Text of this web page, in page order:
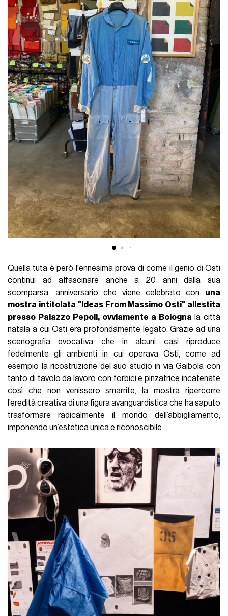
Quella tuta è però l'ennesima prova di come il genio di Osti
continui ad affascinare anche a 20 anni dalla sua
scomparsa, anniversario che viene celebrato con una
mostra intitolata "Ideas From Massimo Osti" allestita
presso Palazzo Pepoli, ovviamente a Bologna la città
natala a cui Osti era profondamente legato. Grazie ad una
scenografia evocativa che in alcuni casi riproduce
fedelmente gli ambienti in cui operava Osti, come ad
esempio la ricostruzione del suo studio in via Gaibola con
tanto di tavolo da lavoro con forbici e pinzatrice incatenate
così che non venissero smarrite, la mostra ripercorre
l’eredità creativa di una figura avanguardistica che ha saputo
trasformare radicalmente il mondo dell’abbigliamento,
imponendo un’estetica unica e riconoscibile.